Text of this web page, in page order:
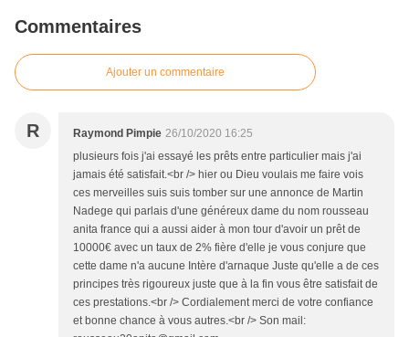
Commentaires
Ajouter un commentaire
R Raymond Pimpie 26/10/2020 16:25
plusieurs fois j'ai essayé les prêts entre particulier mais j'ai
jamais été satisfait.<br /> hier ou Dieu voulais me faire vois
ces merveilles suis suis tomber sur une annonce de Martin
Nadege qui parlais d'une généreux dame du nom rousseau
anita france qui a aussi aider à mon tour d'avoir un prêt de
10000€ avec un taux de 2% fière d'elle je vous conjure que
cette dame n'a aucune Intère d'arnaque Juste qu'elle a de ces
principes très rigoureux juste que à la fin vous être satisfait de
ces prestations.<br /> Cordialement merci de votre confiance
et bonne chance à vous autres.<br /> Son mail: